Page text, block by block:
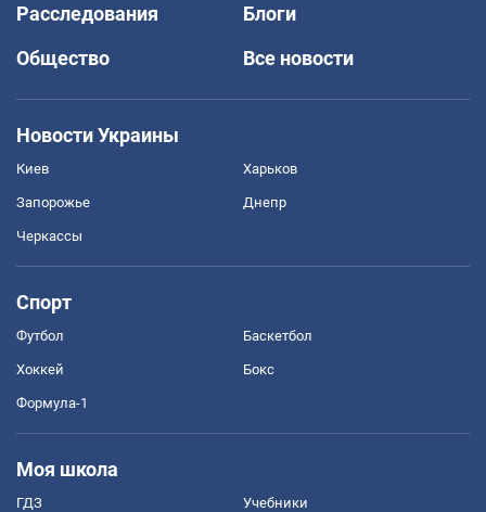
Расследования
Блоги
Общество
Все новости
Новости Украины
Киев Харьков
Запорожье Днепр
Черкассы
Спорт
Футбол Баскетбол
Хоккей Бокс
Формула-1
Моя школа
ГДЗ Учебники